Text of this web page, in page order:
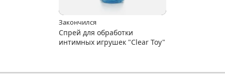
Закончился
Спрей для обработки
интимных игрушек "Clear Toy"